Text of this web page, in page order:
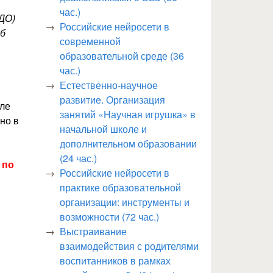
в
час.)
Российские нейросети в
современной
образовательной среде (36
час.)
Естественно-научное
развитие. Организация
занятий «Научная игрушка» в
начальной школе и
дополнительном образовании
(24 час.)
Российские нейросети в
практике образовательной
организации: инструменты и
возможности (72 час.)
Выстраивание
взаимодействия с родителями
воспитанников в рамках